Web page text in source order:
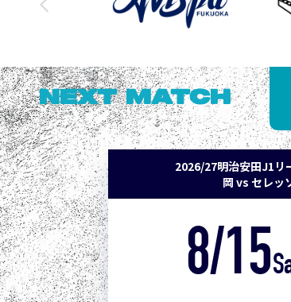
NEXT MATCH
2026/27明治安田J1リ
岡 vs セレッ
8/15